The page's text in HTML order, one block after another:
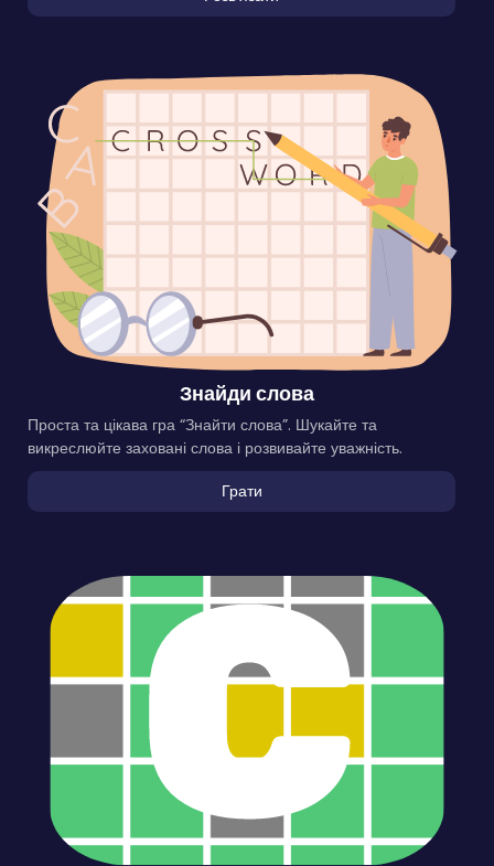
Знайди слова
Проста та цікава гра “Знайти слова”. Шукайте та
викреслюйте заховані слова і розвивайте уважність.
Грати